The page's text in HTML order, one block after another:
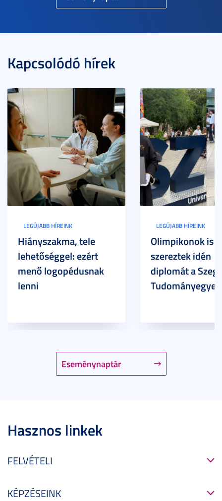
Kapcsolódó hírek
Eseménynaptár
LEGÚJABB HÍREINK
Hiányszakma, tele
lehetőséggel: ezért
menő logopédusnak
lenni
LEGÚJABB HÍREINK
Olimpikonok is
szereztek idén
diplomát a
Hasznos linkek
FELVÉTELI
KÉPZÉSEINK